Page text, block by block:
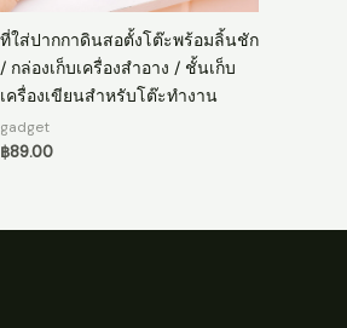
ที่ใส่ปากกาดินสอตั้งโต๊ะพร้อมลิ้นชัก
/ กล่องเก็บเครื่องสําอาง / ชั้นเก็บ
เครื่องเขียนสําหรับโต๊ะทํางาน
gadget
฿89.00